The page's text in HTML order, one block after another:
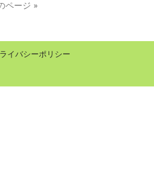
ページ »
イバシーポリシー